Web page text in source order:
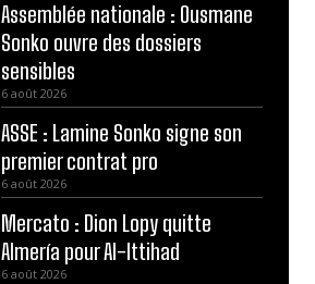
Assemblée nationale : Ousmane
Sonko ouvre des dossiers
sensibles
6 août 2026
ASSE : Lamine Sonko signe son
premier contrat pro
6 août 2026
Mercato : Dion Lopy quitte
Almería pour Al-Ittihad
6 août 2026